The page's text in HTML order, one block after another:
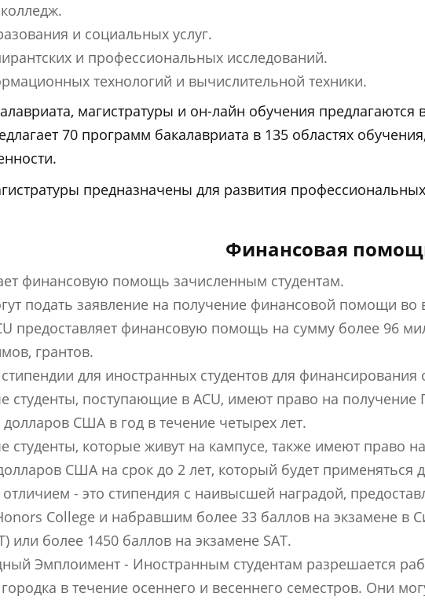
и социальных услуг.
и профессиональных исследований.
технологий и вычислительной техники.
магистратуры и он-лайн обучения предлагаются
70 программ бакалавриата в 135 областях
предназначены для развития
Финансовая
финансовую помощь зачисленным студентам.
подать заявление на получение финансовой помощи во
предоставляет финансовую помощь на сумму более 96
грантов.
для иностранных студентов для
студенты, поступающие в ACU, имеют право на
США в год в течение четырех лет.
студенты, которые живут на кампусе, также имеют право
США на срок до 2 лет, который будет применяться
- это стипендия с наивысшей наградой,
College и набравшим более 33 баллов на экзамене в
или более 1450 баллов на экзамене SAT.
Эмплоимент - Иностранным студентам разрешается
городка в течение осеннего и весеннего семестров. Они